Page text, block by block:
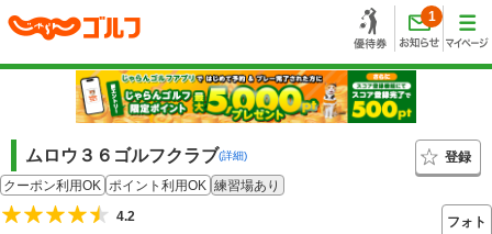
1
ムロウ３６ゴルフクラブ(詳細)
登録
クーポン利用OK ポイント利用OK 練習場あり
4.2
フォト